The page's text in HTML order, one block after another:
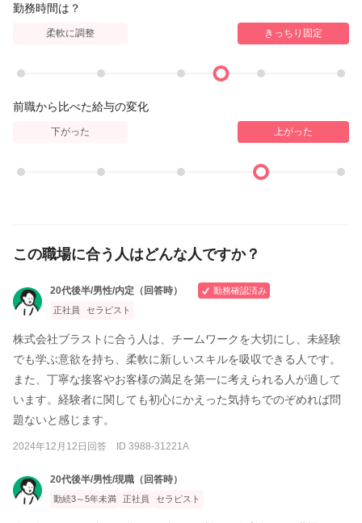
勤務時間は？
柔軟に調整 きっちり固定
前職から比べた給与の変化
下がった 上がった
この職場に合う人はどんな人ですか？
20代後半/男性/内定（回答時）
勤務確認済み
正社員
セラピスト
株式会社ブラストに合う人は、チームワークを大切にし、未経験
でも学ぶ意欲を持ち、柔軟に新しいスキルを吸収できる人です。
また、丁寧な接客やお客様の満足を第一に考えられる人が適して
います。経験者に関しても初心にかえった気持ちでのぞめれば問
題ないと感じます。
2024年12月12日回答 ID 3988-31221A
20代後半/男性/現職（回答時）
勤続3～5年未満 正社員 セラピスト